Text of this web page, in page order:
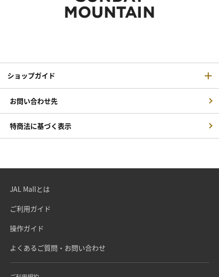
ショップガイド
お問い合わせ先
特商法に基づく表示
JAL Mallとは
ご利用ガイド
操作ガイド
よくあるご質問・お問い合わせ